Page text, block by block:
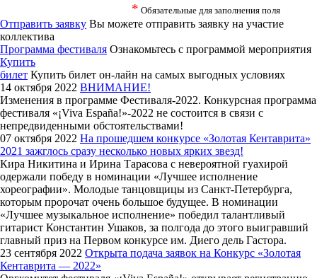
* Обязательные для заполнения поля
Отправить заявку Вы можете отправить заявку на участие
коллектива
Программа фестиваля Ознакомьтесь с программой мероприятия
Купить
билет Купить билет он-лайн на самых выгодных условиях
14 октября 2022 ВНИМАНИЕ!
Изменения в программе Фестиваля-2022. Конкурсная программа
фестиваля «¡Viva España!»-2022 не состоится в связи с
непредвиденными обстоятельствами!
07 октября 2022 На прошедшем конкурсе «Золотая Кентаврита»
2021 зажглось сразу несколько новых ярких звезд!
Кира Никитина и Ирина Тарасова с невероятной гуахирой
одержали победу в номинации «Лучшее исполнение
хореографии». Молодые танцовщицы из Санкт-Петербурга,
которым пророчат очень большое будущее. В номинации
«Лучшее музыкальное исполнение» победил талантливый
гитарист Константин Ушаков, за полгода до этого выигравший
главный приз на Первом конкурсе им. Диего дель Гастора.
23 сентября 2022 Открыта подача заявок на Конкурс «Золотая
Кентаврита — 2022»